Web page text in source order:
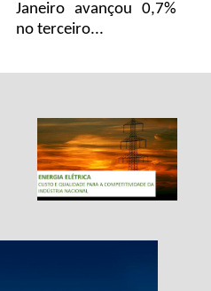
Janeiro avançou 0,7%
no terceiro...